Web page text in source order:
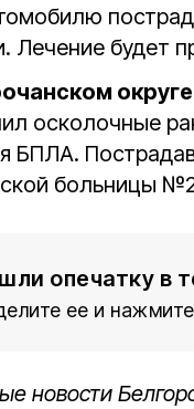
Лечение будет
округе
осколочные
БПЛА.
больницы
опечатку в
ее и
новости